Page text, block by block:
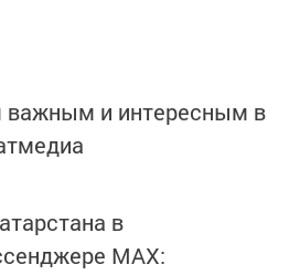
важным и интересным в
в
MАХ: